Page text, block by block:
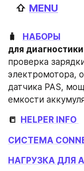
   ⇧
MENU
🧳
НАБОРЫ
проверка
электромотора,
датчика PAS,
емкости
📒
HELPER INFO
СИСТЕМА
НАГРУЗКА ДЛЯ